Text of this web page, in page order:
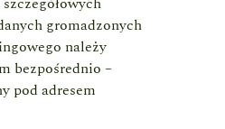
gromadzonych
należy
bezpośrednio –
pod adresem